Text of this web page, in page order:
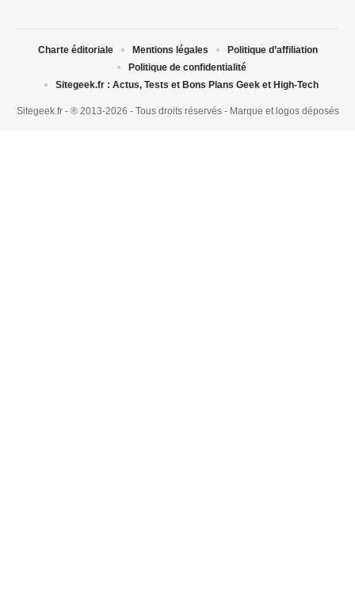
Sitegeek.fr - ® 2013-2026 - Tous droits réservés - Marque et logos déposés
Charte éditoriale Mentions légales
Politique d’affiliation
Politique de confidentialité
Sitegeek.fr : Actus, Tests et Bons Plans Geek et High-Tech